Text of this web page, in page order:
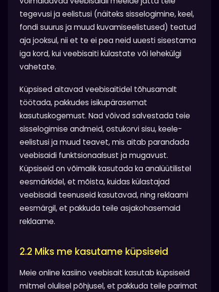
tegevusi ja eelistusi (näiteks sisselogimine, keel,
fondi suurus ja muud kuvamiseelistused) teatud
aja jooksul, nii et te ei pea neid uuesti sisestama
iga kord, kui veebisaiti külastate või lehekülgi
vahetate.
Küpsised aitavad veebisaitidel tõhusamalt
töötada, pakkudes isikupärasemat
kasutuskogemust. Nad võivad salvestada teie
sisselogimise andmeid, ostukorvi sisu, keele-
eelistusi ja muud teavet, mis aitab parandada
veebisaidi funktsionaalsust ja mugavust.
Küpsiseid on võimalik kasutada ka analüütilistel
eesmärkidel, et mõista, kuidas külastajad
veebisaidi teenuseid kasutavad, ning reklaami
eesmärgil, et pakkuda teile asjakohasemaid
reklaame.
2.2 Miks me kasutame küpsiseid
Meie online kasiino veebisait kasutab küpsiseid
mitmel olulisel põhjusel, et pakkuda teile parimat